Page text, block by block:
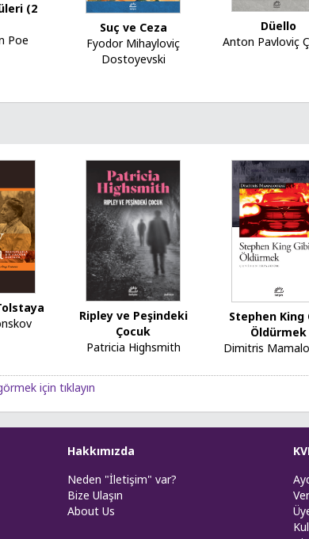
(2
Poe
Suç ve Ceza
Fyodor Mihayloviç
Dostoyevski
Düello
Anton Pavloviç
Ripley ve Peşindeki
Çocuk
Patricia Highsmith
Stephen King
Öldürmek
Dimitris
için tıklayın
Hakkımızda
Neden "İletişim" var?
Bize Ulaşın
About Us